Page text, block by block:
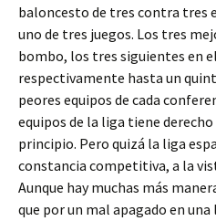
baloncesto de tres contra tres
uno de tres juegos. Los tres
bombo, los tres siguientes en
respectivamente hasta un
peores equipos de cada
equipos de la liga tiene
principio. Pero quizá la liga
constancia competitiva, a la
Aunque hay muchas más
que por un mal apagado en